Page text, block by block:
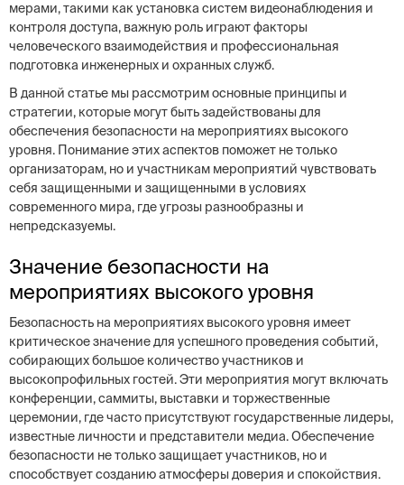
мерами, такими как установка систем видеонаблюдения и
контроля доступа, важную роль играют факторы
человеческого взаимодействия и профессиональная
подготовка инженерных и охранных служб.
В данной статье мы рассмотрим основные принципы и
стратегии, которые могут быть задействованы для
обеспечения безопасности на мероприятиях высокого
уровня. Понимание этих аспектов поможет не только
организаторам, но и участникам мероприятий чувствовать
себя защищенными и защищенными в условиях
современного мира, где угрозы разнообразны и
непредсказуемы.
Значение безопасности на
мероприятиях высокого уровня
Безопасность на мероприятиях высокого уровня имеет
критическое значение для успешного проведения событий,
собирающих большое количество участников и
высокопрофильных гостей. Эти мероприятия могут включать
конференции, саммиты, выставки и торжественные
церемонии, где часто присутствуют государственные лидеры,
известные личности и представители медиа. Обеспечение
безопасности не только защищает участников, но и
способствует созданию атмосферы доверия и спокойствия.